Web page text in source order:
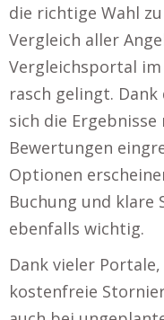
die richtige Wahl
Vergleich aller
Vergleichsportal
rasch gelingt.
sich die Ergebnisse
Bewertungen
Optionen
Buchung und
ebenfalls wichtig.
Dank vieler
kostenfreie